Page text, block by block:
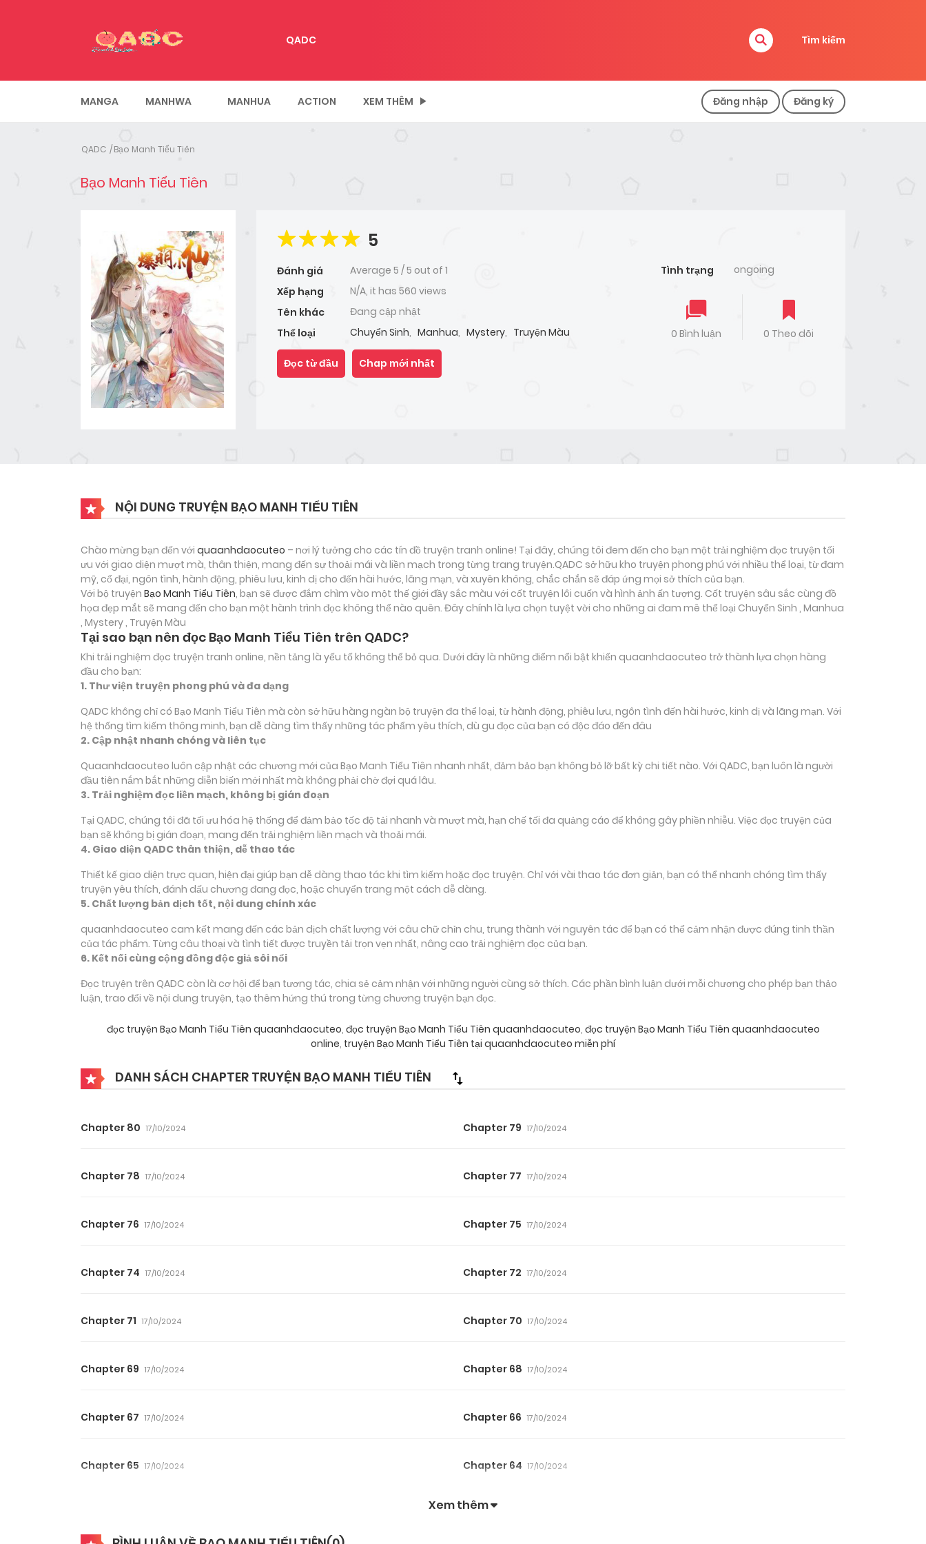
QADC Tìm kiếm
MANGA MANHWA MANHUA ACTION XEM THÊM Đăng nhập Đăng ký
QADC Bạo Manh Tiểu Tiên
Bạo Manh Tiểu Tiên
5
Đánh giá Average 5 /5 out of 1
Xếp hạng
N/A, it has 560 views
Tên khác
Đang cập nhật
Thể loại
Chuyển Sinh, Manhua, Mystery, Truyện Màu
Tình trạng ongoing
0 Bình luận 0 Theo dõi
Đọc từ đầu Chap mới nhất
NỘI DUNG TRUYỆN BẠO MANH TIỂU TIÊN
Chào mừng bạn đến với quaanhdaocuteo – nơi lý tưởng cho các tín đồ truyện tranh online! Tại đây, chúng tôi đem đến cho bạn một trải nghiệm đọc truyện tối
ưu với giao diện mượt mà, thân thiện, mang đến sự thoải mái và liền mạch trong từng trang truyện.QADC sở hữu kho truyện phong phú với nhiều thể loại, từ đam
mỹ, cổ đại, ngôn tình, hành động, phiêu lưu, kinh dị cho đến hài hước, lãng mạn, và xuyên không, chắc chắn sẽ đáp ứng mọi sở thích của bạn.
Với bộ truyện Bạo Manh Tiểu Tiên, bạn sẽ được đắm chìm vào một thế giới đầy sắc màu với cốt truyện lôi cuốn và hình ảnh ấn tượng. Cốt truyện sâu sắc cùng đồ
họa đẹp mắt sẽ mang đến cho bạn một hành trình đọc không thể nào quên. Đây chính là lựa chọn tuyệt vời cho những ai đam mê thể loại Chuyển Sinh , Manhua
, Mystery , Truyện Màu
Tại sao bạn nên đọc Bạo Manh Tiểu Tiên trên QADC?
Khi trải nghiệm đọc truyện tranh online, nền tảng là yếu tố không thể bỏ qua. Dưới đây là những điểm nổi bật khiến quaanhdaocuteo trở thành lựa chọn hàng
đầu cho bạn:
1. Thư viện truyện phong phú và đa dạng
QADC không chỉ có Bạo Manh Tiểu Tiên mà còn sở hữu hàng ngàn bộ truyện đa thể loại, từ hành động, phiêu lưu, ngôn tình đến hài hước, kinh dị và lãng mạn. Với
hệ thống tìm kiếm thông minh, bạn dễ dàng tìm thấy những tác phẩm yêu thích, dù gu đọc của bạn có độc đáo đến đâu
2. Cập nhật nhanh chóng và liên tục
Quaanhdaocuteo luôn cập nhật các chương mới của Bạo Manh Tiểu Tiên nhanh nhất, đảm bảo bạn không bỏ lỡ bất kỳ chi tiết nào. Với QADC, bạn luôn là người
đầu tiên nắm bắt những diễn biến mới nhất mà không phải chờ đợi quá lâu.
3. Trải nghiệm đọc liền mạch, không bị gián đoạn
Tại QADC, chúng tôi đã tối ưu hóa hệ thống để đảm bảo tốc độ tải nhanh và mượt mà, hạn chế tối đa quảng cáo để không gây phiền nhiễu. Việc đọc truyện của
bạn sẽ không bị gián đoạn, mang đến trải nghiệm liền mạch và thoải mái.
4. Giao diện QADC thân thiện, dễ thao tác
Thiết kế giao diện trực quan, hiện đại giúp bạn dễ dàng thao tác khi tìm kiếm hoặc đọc truyện. Chỉ với vài thao tác đơn giản, bạn có thể nhanh chóng tìm thấy
truyện yêu thích, đánh dấu chương đang đọc, hoặc chuyển trang một cách dễ dàng.
5. Chất lượng bản dịch tốt, nội dung chính xác
quaanhdaocuteo cam kết mang đến các bản dịch chất lượng với câu chữ chỉn chu, trung thành với nguyên tác để bạn có thể cảm nhận được đúng tinh thần
của tác phẩm. Từng câu thoại và tình tiết được truyền tải trọn vẹn nhất, nâng cao trải nghiệm đọc của bạn.
6. Kết nối cùng cộng đồng độc giả sôi nổi
Đọc truyện trên QADC còn là cơ hội để bạn tương tác, chia sẻ cảm nhận với những người cùng sở thích. Các phần bình luận dưới mỗi chương cho phép bạn thảo
luận, trao đổi về nội dung truyện, tạo thêm hứng thú trong từng chương truyện bạn đọc.
đọc truyện Bạo Manh Tiểu Tiên quaanhdaocuteo, đọc truyện Bạo Manh Tiểu Tiên quaanhdaocuteo, đọc truyện Bạo Manh Tiểu Tiên quaanhdaocuteo
online, truyện Bạo Manh Tiểu Tiên tại quaanhdaocuteo miễn phí
DANH SÁCH CHAPTER TRUYỆN BẠO MANH TIỂU TIÊN
Chapter 80 17/10/2024 Chapter 79 17/10/2024
Chapter 78 17/10/2024 Chapter 77 17/10/2024
Chapter 76 17/10/2024 Chapter 75 17/10/2024
Chapter 74 17/10/2024 Chapter 72 17/10/2024
Chapter 71 17/10/2024 Chapter 70 17/10/2024
Chapter 69 17/10/2024 Chapter 68 17/10/2024
Chapter 67 17/10/2024 Chapter 66 17/10/2024
Chapter 65 17/10/2024 Chapter 64 17/10/2024
Xem thêm